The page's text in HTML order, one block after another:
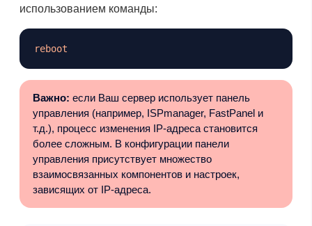
использованием команды:
reboot
Важно: если Ваш сервер использует панель
управления (например, ISPmanager, FastPanel и
т.д.), процесс изменения IP-адреса становится
более сложным. В конфигурации панели
управления присутствует множество
взаимосвязанных компонентов и настроек,
зависящих от IP-адреса.